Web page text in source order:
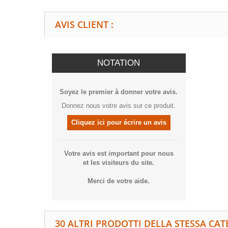
AVIS CLIENT :
NOTATION
Soyez le premier à donner votre avis.
Donnez nous votre avis sur ce produit.
Cliquez ici pour écrire un avis
Votre avis est important pour nous
et les visiteurs du site.
Merci de votre aide.
30 ALTRI PRODOTTI DELLA STESSA